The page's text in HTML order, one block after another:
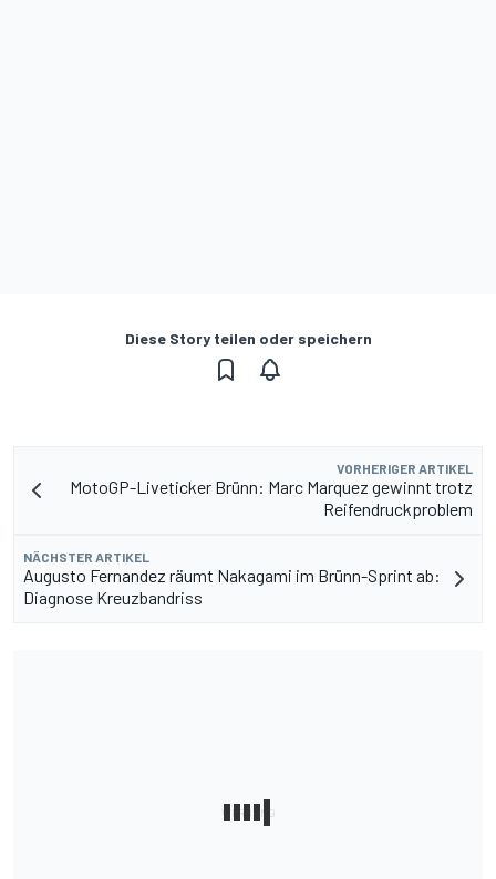
Diese Story teilen oder speichern
VORHERIGER ARTIKEL
MotoGP-Liveticker Brünn: Marc Marquez gewinnt trotz
Reifendruckproblem
NÄCHSTER ARTIKEL
Augusto Fernandez räumt Nakagami im Brünn-Sprint ab:
Diagnose Kreuzbandriss